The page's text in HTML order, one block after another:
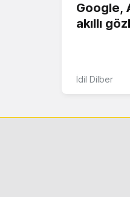
Google,
akıllı
İdil Dilber